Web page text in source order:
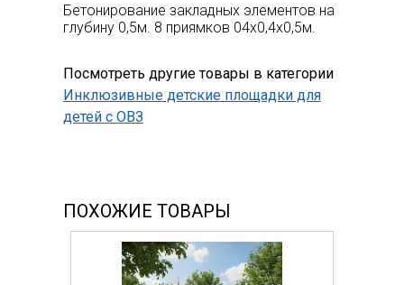
Бетонирование закладных элементов на
глубину 0,5м. 8 приямков 04х0,4х0,5м.
Посмотреть другие товары в категории
Инклюзивные детские площадки для
детей с ОВЗ
ПОХОЖИЕ ТОВАРЫ